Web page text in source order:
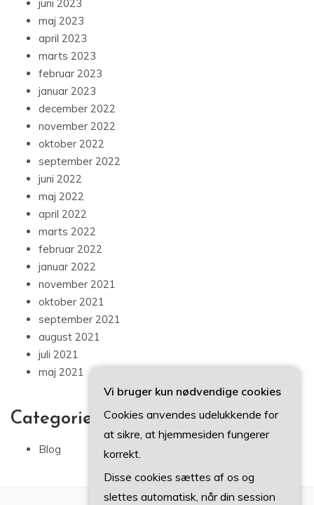
juni 2023
maj 2023
april 2023
marts 2023
februar 2023
januar 2023
december 2022
november 2022
oktober 2022
september 2022
juni 2022
maj 2022
april 2022
marts 2022
februar 2022
januar 2022
november 2021
oktober 2021
september 2021
august 2021
juli 2021
maj 2021
Categories
Blog
Vi bruger kun nødvendige cookies
Cookies anvendes udelukkende for
at sikre, at hjemmesiden fungerer
korrekt.
Disse cookies sættes af os og
slettes automatisk, når din session